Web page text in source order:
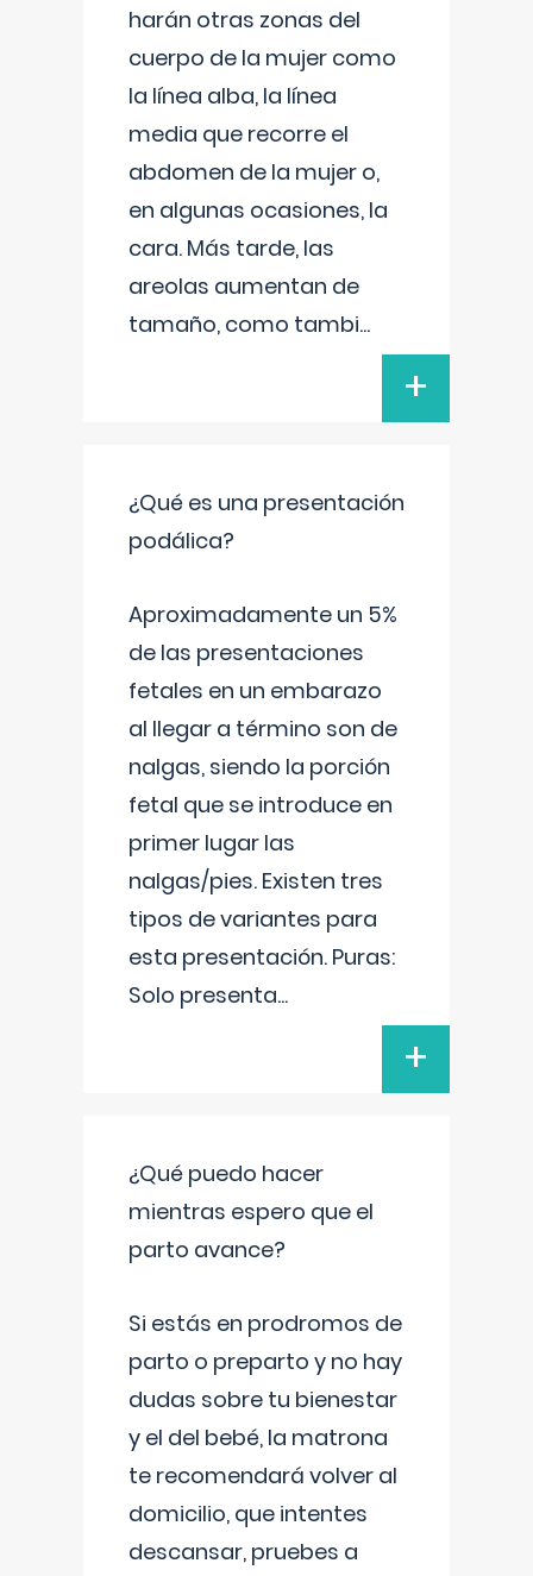
harán otras zonas del
cuerpo de la mujer como
la línea alba, la línea
media que recorre el
abdomen de la mujer o,
en algunas ocasiones, la
cara. Más tarde, las
areolas aumentan de
tamaño, como tambi...
+
¿Qué es una presentación
podálica?
Aproximadamente un 5%
de las presentaciones
fetales en un embarazo
al llegar a término son de
nalgas, siendo la porción
fetal que se introduce en
primer lugar las
nalgas/pies. Existen tres
tipos de variantes para
esta presentación. Puras:
Solo presenta...
+
¿Qué puedo hacer
mientras espero que el
parto avance?
Si estás en prodromos de
parto o preparto y no hay
dudas sobre tu bienestar
y el del bebé, la matrona
te recomendará volver al
domicilio, que intentes
descansar, pruebes a